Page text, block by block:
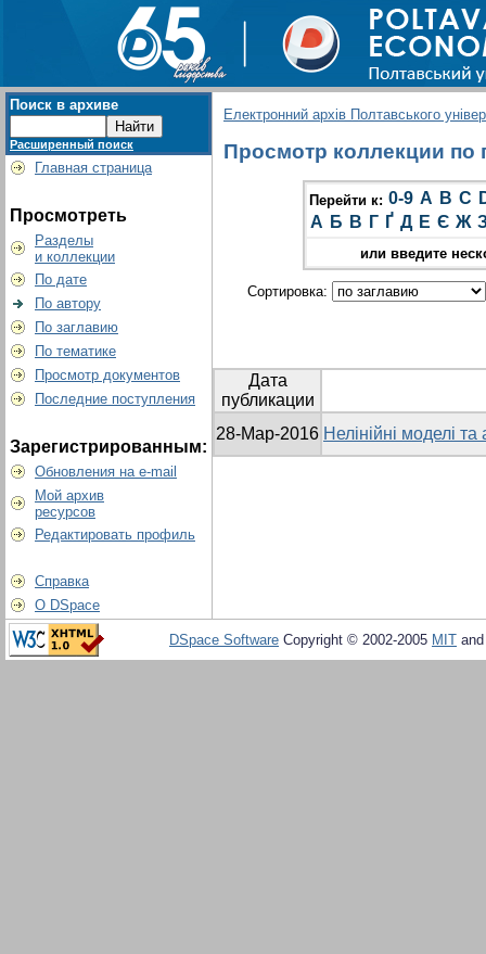
Поиск в архиве
Расширенный поиск
Главная страница
Просмотреть
Разделы
и коллекции
По дате
По автору
По заглавию
По тематике
Просмотр документов
Последние поступления
Зарегистрированным:
Обновления на e-mail
Мой архив
ресурсов
Редактировать профиль
Справка
О DSpace
Електронний архів Полтавського
Просмотр коллекции по
Перейти к: 0-9 A B C
А Б В Г Ґ Д Е Є Ж
или введите
Сортировка:
Дата
публикации
28-Мар-2016 Нелінійні моделі
DSpace Software Copyright © 2002-2005 MIT